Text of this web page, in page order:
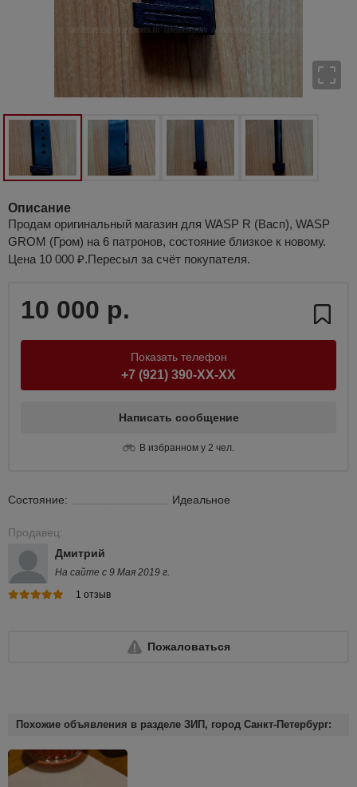
Описание
Продам оригинальный магазин для WASP R (Васп), WASP
GROM (Гром) на 6 патронов, состояние близкое к новому.
Цена 10 000 ₽.Пересыл за счёт покупателя.
10 000 р.
Показать телефон
+7 (921) 390-XX-XX
Написать сообщение
В избранном у 2 чел.
Состояние: Идеальное
Продавец:
Дмитрий
На сайте с 9 Мая 2019 г.
1 отзыв
Пожаловаться
Похожие объявления в разделе ЗИП, город Санкт-Петербург: